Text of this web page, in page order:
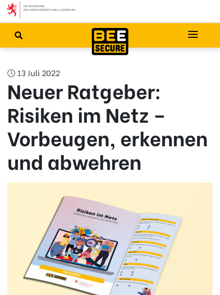
13 Juli 2022
Neuer Ratgeber:
Risiken im Netz –
Vorbeugen, erkennen
und abwehren